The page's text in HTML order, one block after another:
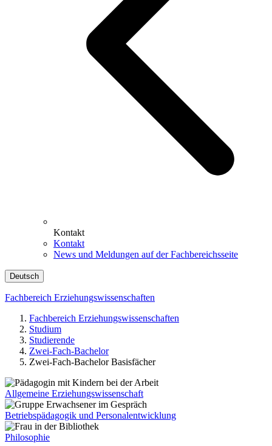
Kontakt
Kontakt
News und Meldungen auf der Fachbereichsseite
Deutsch
Fachbereich Erziehungswissenschaften
Fachbereich Erziehungswissenschaften
Studium
Studierende
Zwei-Fach-Bachelor
Zwei-Fach-Bachelor Basisfächer
Allgemeine Erziehungswissenschaft
Betriebspädagogik und Personalentwicklung
Philosophie